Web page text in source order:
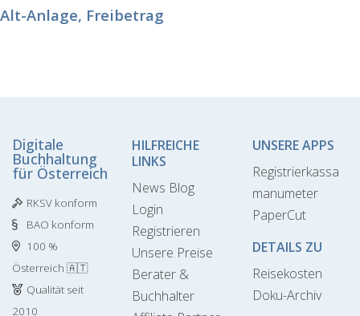
Alt-Anlage, Freibetrag
Digitale
Buchhaltung
für Österreich
RKSV konform
BAO konform
100 %
Österreich 🇦🇹
Qualität seit
2010
HILFREICHE
LINKS
News Blog
Login
Registrieren
Unsere Preise
Berater &
Buchhalter
UNSERE APPS
Registrierkassa
manumeter
PaperCut
DETAILS ZU
Reisekosten
Doku-Archiv